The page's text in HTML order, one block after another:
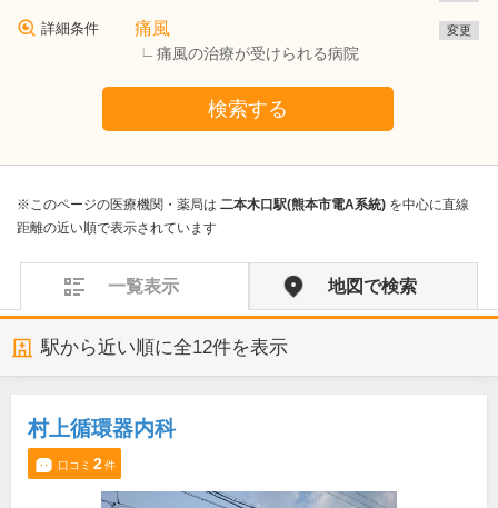
詳細条件 痛風
痛風の治療が受けられる病院
変更
検索する
※このページの医療機関・薬局は 二本木口駅(熊本市電A系統) を中心に直線
距離の近い順で表示されています
一覧表示 地図で検索
駅から近い順に全12件を表示
村上循環器内科
口コミ 2件